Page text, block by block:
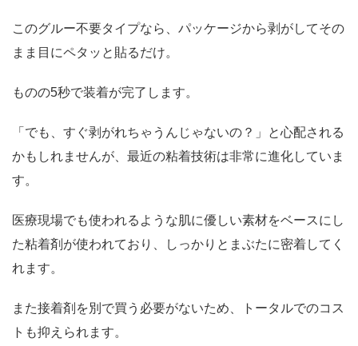
このグルー不要タイプなら、パッケージから剥がしてその
まま目にペタッと貼るだけ。
ものの5秒で装着が完了します。
「でも、すぐ剥がれちゃうんじゃないの？」と心配される
かもしれませんが、最近の粘着技術は非常に進化していま
す。
医療現場でも使われるような肌に優しい素材をベースにし
た粘着剤が使われており、しっかりとまぶたに密着してく
れます。
また接着剤を別で買う必要がないため、トータルでのコス
トも抑えられます。